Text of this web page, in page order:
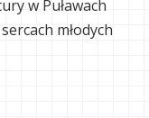
w Puławach
młodych